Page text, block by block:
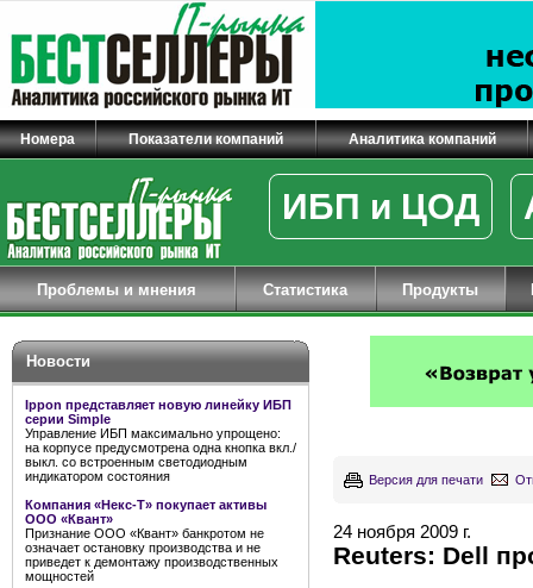
Номера Показатели компаний Аналитика компаний
ИБП и ЦОД
Проблемы и мнения Статистика Продукты
Новости
Ippon представляет новую линейку ИБП
серии Simple
Управление ИБП максимально упрощено:
на корпусе предусмотрена одна кнопка вкл./
выкл. со встроенным светодиодным
индикатором состояния
Компания «Некс-Т» покупает активы
ООО «Квант»
Признание ООО «Квант» банкротом не
означает остановку производства и не
приведет к демонтажу производственных
мощностей
Версия для печати
24 ноября 2009 г.
Reuters: Dell